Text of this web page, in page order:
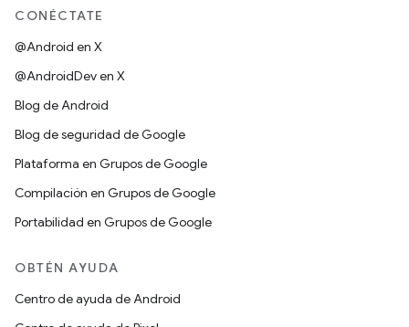
CONÉCTATE
@Android en X
@AndroidDev en X
Blog de Android
Blog de seguridad de Google
Plataforma en Grupos de Google
Compilación en Grupos de Google
Portabilidad en Grupos de Google
OBTÉN AYUDA
Centro de ayuda de Android